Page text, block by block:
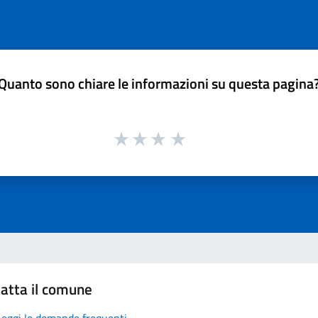
sono chiare le informazioni su questa
il comune